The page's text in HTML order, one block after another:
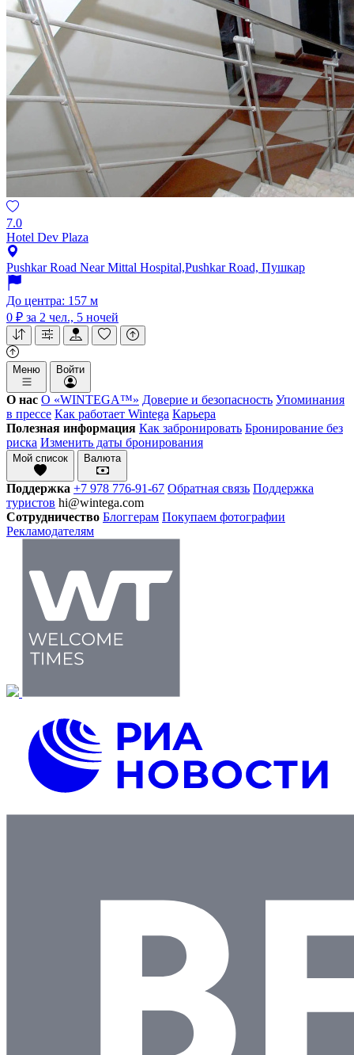
7.0
Hotel Dev Plaza
Pushkar Road Near Mittal Hospital,Pushkar Road, Пушкар
До центра: 157 м
0 ₽ за 2 чел., 5 ночей
Меню Войти
О нас О «WINTEGA™» Доверие и безопасность Упоминания
в прессе Как работает Wintega Карьера
Полезная информация Как забронировать Бронирование без
риска Изменить даты бронирования
Мой список Валюта
Поддержка +7 978 776-91-67 Обратная связь Поддержка
туристов hi@wintega.com
Сотрудничество Блоггерам Покупаем фотографии
Рекламодателям